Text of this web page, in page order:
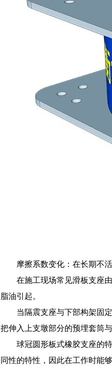
摩擦系数变化：在长期不
在施工现场常见滑板支座
脂油引起。
当隔震支座与下部构架固
把伸入上支墩部分的预埋套筒
球冠圆形板式橡胶支座的
同性的特性，因此在工作时能